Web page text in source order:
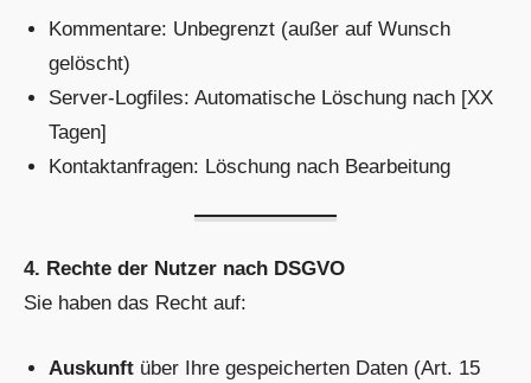
Kommentare: Unbegrenzt (außer auf Wunsch
gelöscht)
Server-Logfiles: Automatische Löschung nach [XX
Tagen]
Kontaktanfragen: Löschung nach Bearbeitung
4. Rechte der Nutzer nach DSGVO
Sie haben das Recht auf:
Auskunft über Ihre gespeicherten Daten (Art. 15